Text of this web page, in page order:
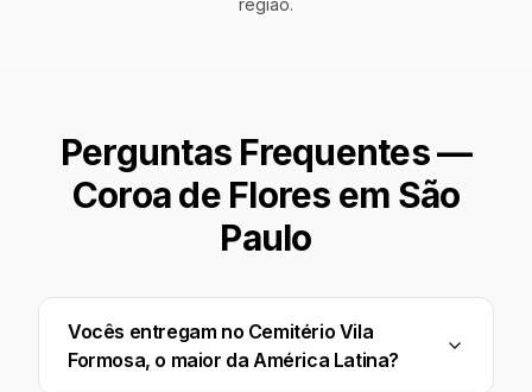
região.
Perguntas Frequentes —
Coroa de Flores em São
Paulo
Vocês entregam no Cemitério Vila
Formosa, o maior da América Latina?